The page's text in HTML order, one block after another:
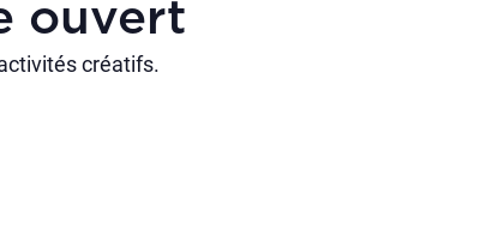
ouvert
créatifs.